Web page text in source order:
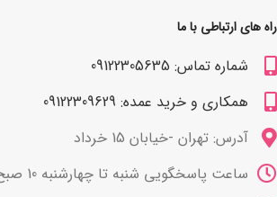
راه های ارتباطی با ما
شماره تماس: 09122305635
همکاری و خرید عمده: 09122309629
آدرس: تهران -خیابان 15 خرداد
ساعت پاسخگویی شنبه تا چهارشنبه 10 صبح الی 6 عصر